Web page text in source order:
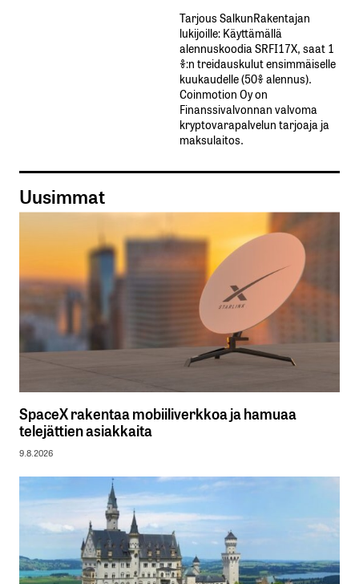
Tarjous SalkunRakentajan
lukijoille: Käyttämällä​ ​
alennuskoodia​ ​SRFI17X,​ ​saat​ ​1
%:n treidauskulut​ ​ensimmäiselle​ ​
kuukaudelle​ ​(50%​ ​alennus).
Coinmotion Oy on
Finanssivalvonnan valvoma
kryptovarapalvelun tarjoaja ja
maksulaitos.
Uusimmat
SpaceX rakentaa mobiiliverkkoa ja hamuaa
telejättien asiakkaita
9.8.2026